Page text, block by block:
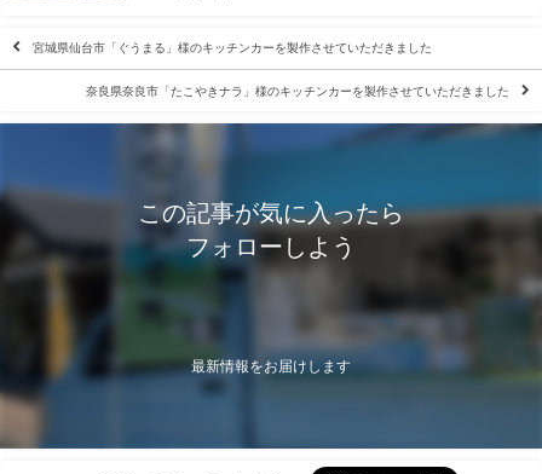
宮城県仙台市「ぐうまる」様のキッチンカーを製作させていただきました
奈良県奈良市「たこやきナラ」様のキッチンカーを製作させていただきました
この記事が気に入ったら
フォローしよう
最新情報をお届けします